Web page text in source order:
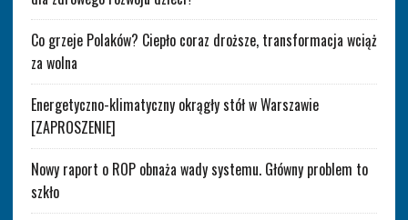
Co grzeje Polaków? Ciepło coraz droższe, transformacja wciąż
za wolna
Energetyczno-klimatyczny okrągły stół w Warszawie
[ZAPROSZENIE]
Nowy raport o ROP obnaża wady systemu. Główny problem to
szkło